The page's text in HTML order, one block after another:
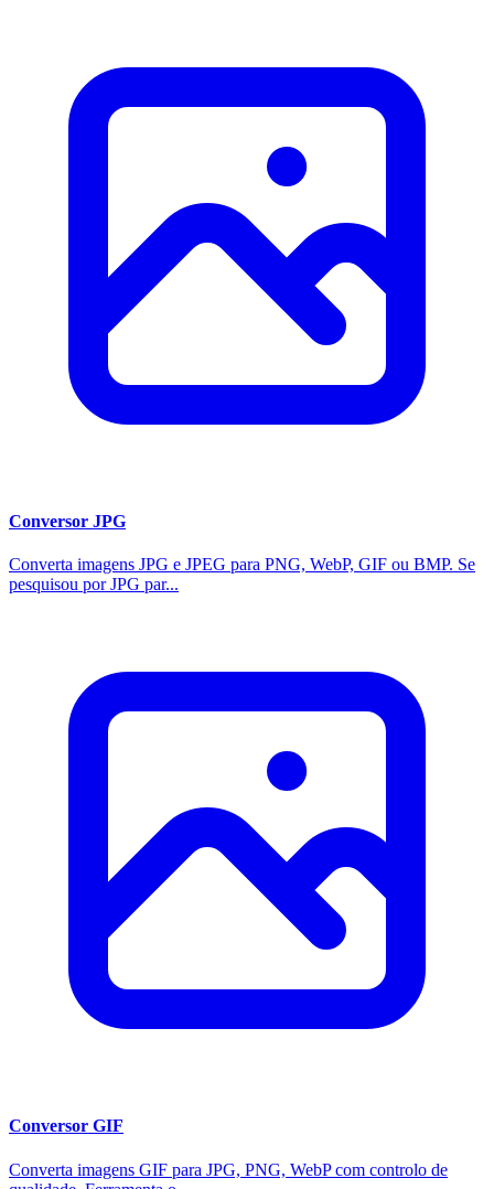
Conversor JPG
Converta imagens JPG e JPEG para PNG, WebP, GIF ou BMP. Se
pesquisou por JPG par...
Conversor GIF
Converta imagens GIF para JPG, PNG, WebP com controlo de